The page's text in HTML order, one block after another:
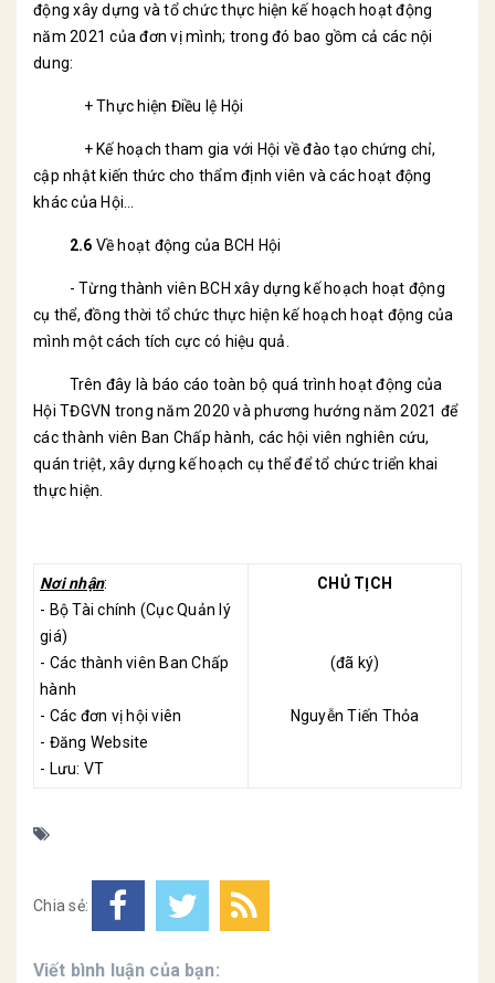
động xây dựng và tổ chức thực hiện kế hoạch hoạt động
năm 2021 của đơn vị mình; trong đó bao gồm cả các nội
dung:
+ Thực hiện Điều lệ Hội
+ Kế hoạch tham gia với Hội về đào tạo chứng chỉ,
cập nhật kiến thức cho thẩm định viên và các hoạt động
khác của Hội…
2.6 Về hoạt động của BCH Hội
- Từng thành viên BCH xây dựng kế hoạch hoạt động
cụ thể, đồng thời tổ chức thực hiện kế hoạch hoạt động của
mình một cách tích cực có hiệu quả.
Trên đây là báo cáo toàn bộ quá trình hoạt động của
Hội TĐGVN trong năm 2020 và phương hướng năm 2021 để
các thành viên Ban Chấp hành, các hội viên nghiên cứu,
quán triệt, xây dựng kế hoạch cụ thể để tổ chức triển khai
thực hiện.
Nơi nhận:
- Bộ Tài chính (Cục Quản lý
giá)
- Các thành viên Ban Chấp
hành
- Các đơn vị hội viên
- Đăng Website
- Lưu: VT
CHỦ TỊCH
(đã ký)
Nguyễn Tiến Thỏa
Chia sẻ:
Viết bình luận của bạn: